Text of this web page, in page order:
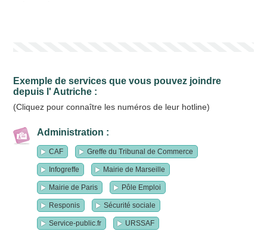
Exemple de services que vous pouvez joindre
depuis l' Autriche :
(Cliquez pour connaître les numéros de leur hotline)
Administration :
CAF Greffe du Tribunal de Commerce
Infogreffe Mairie de Marseille
Mairie de Paris Pôle Emploi
Responis Sécurité sociale
Service-public.fr URSSAF